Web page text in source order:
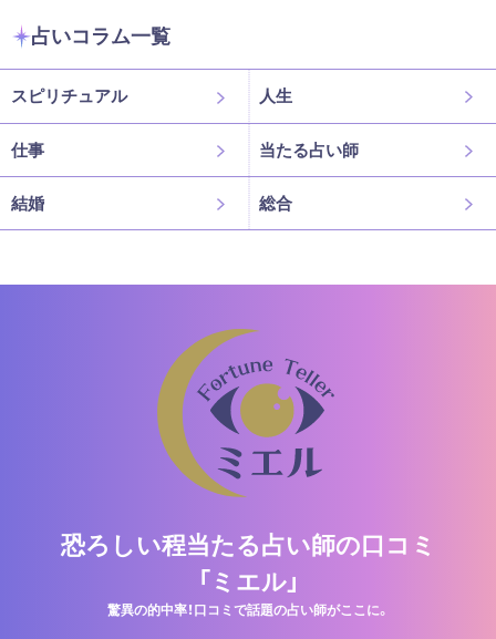
占いコラム一覧
スピリチュアル 人生
仕事 当たる占い師
結婚 総合
恐ろしい程当たる占い師の口コミ
「ミエル」
驚異の的中率！口コミで話題の占い師がここに。